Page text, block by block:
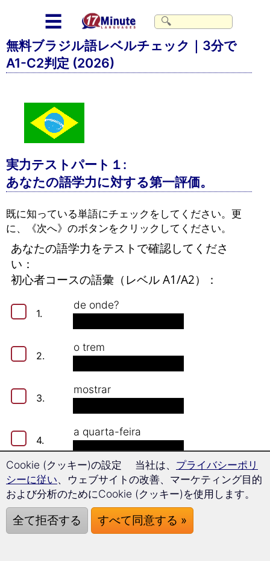
☰
無料ブラジル語レベルチェック｜3分で
A1-C2判定 (2026)
実力テストパート１:
あなたの語学力に対する第一評価。
既に知っている単語にチェックをしてください。更
に、《次へ》のボタンをクリックしてください。
あなたの語学力をテストで確認してくださ
い：
初心者コースの語彙（レベル A1/A2）：
1.
de onde?
2.
o trem
3.
mostrar
4.
a quarta-feira
5.
a porta
6.
a saída
Cookie (クッキー)の設定 当社は、 プライバシーポリ
シーに従い、ウェブサイトの改善、マーケティング目的
および分析のためにCookie (クッキー)を使用します。
全て拒否する すべて同意する »